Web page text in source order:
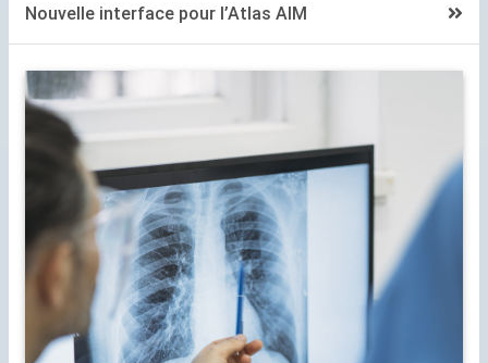
Nouvelle interface pour l’Atlas AIM